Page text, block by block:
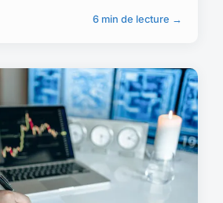
6 min de lecture →